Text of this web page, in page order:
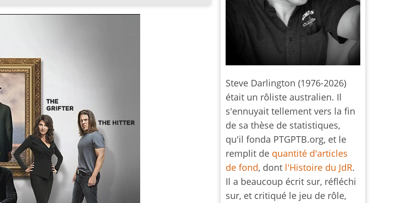
Steve Darlington (1976-2026)
était un rôliste australien. Il
s'ennuyait tellement vers la fin
de sa thèse de statistiques,
qu'il fonda PTGPTB.org, et le
remplit de quantité d'articles
de fond, dont l'Histoire du JdR.
Il a beaucoup écrit sur, réfléchi
sur, et critiqué le jeu de rôle,